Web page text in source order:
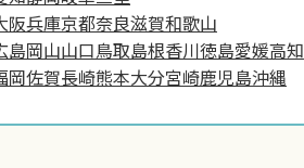
阪兵庫京都奈良滋賀和歌山
島岡山山口鳥取島根香川徳島愛媛高知
岡佐賀長崎熊本大分宮崎鹿児島沖縄